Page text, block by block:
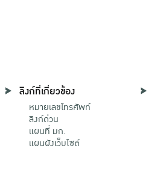
ลิงก์ที่เกี่ยวข้อง
หมายเลขโทรศัพท์
ลิงก์ด่วน
แผนที่ มก.
แผนผังเว็บไซต์